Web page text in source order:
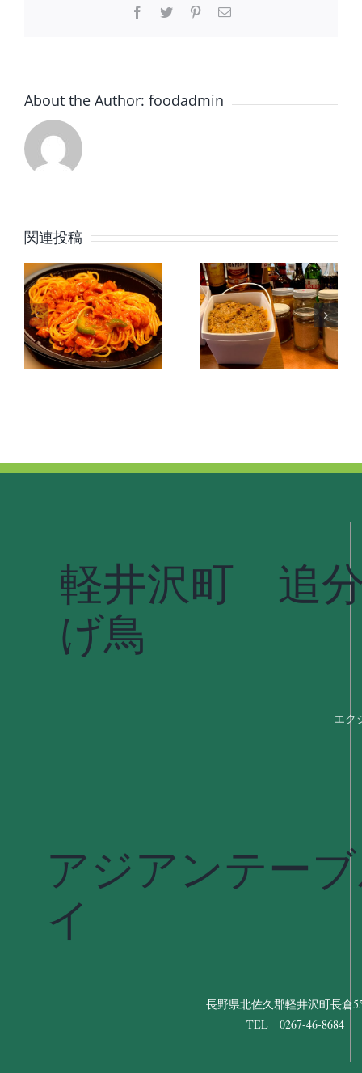
Facebook
Twitter Pinterest
電
About the Author: foodadmin
関連投稿
キーマカ
レー
照焼チキ
ン弁当
軽井沢町 追
げ鳥
エク
アジアンテー
イ
長野県北佐久郡軽井沢町長倉
TEL 0267-46-8684